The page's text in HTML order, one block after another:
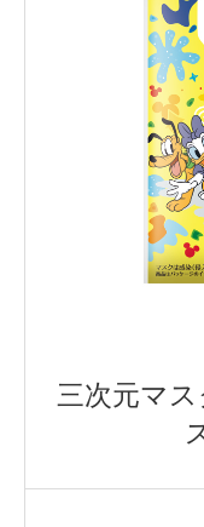
三次元マ